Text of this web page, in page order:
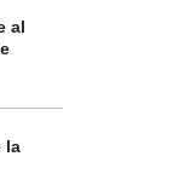
al
la